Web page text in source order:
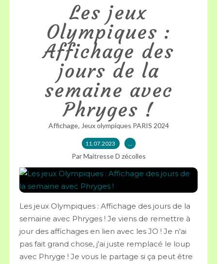
Les jeux
Olympiques :
Affichage des
jours de la
semaine avec
Phryges !
Affichage, Jeux olympiques PARIS 2024
11.07.2023 …
Par Maitresse D zécolles
Les jeux Olympiques : Affichage des jours de la
semaine avec Phryges ! Je viens de remettre à
jour des affichages en lien avec les JO ! Je n'ai
pas fait grand chose, j'ai juste remplacé le loup
avec Phryge ! Je vous le partage si ça peut être